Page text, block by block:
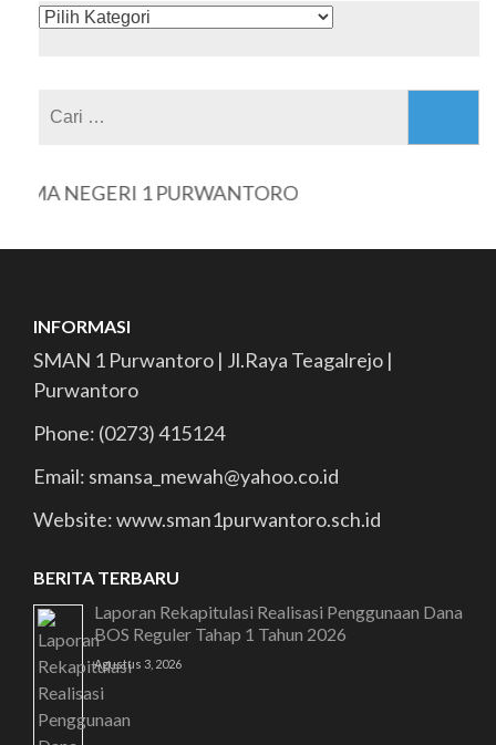
KATEGORI
NEGERI 1 PURWANTORO
INFORMASI
SMAN 1 Purwantoro | Jl.Raya Teagalrejo |
Purwantoro
Phone: (0273) 415124
Email: smansa_mewah@yahoo.co.id
Website: www.sman1purwantoro.sch.id
BERITA TERBARU
Laporan Rekapitulasi Realisasi Penggunaan Dana
BOS Reguler Tahap 1 Tahun 2026
Agustus 3, 2026